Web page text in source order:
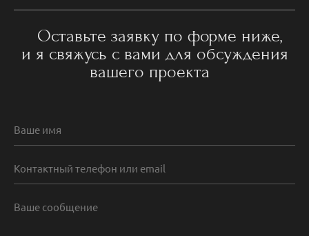
Оставьте заявку по форме ниже,
и я свяжусь с вами для обсуждения
вашего проекта